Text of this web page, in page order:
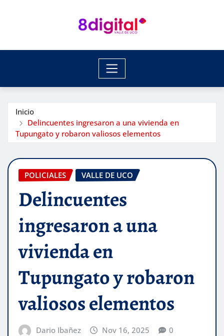
Inicio
Delincuentes ingresaron a una vivienda en
Tupungato y robaron valiosos elementos
POLICIALES VALLE DE UCO
Delincuentes
ingresaron a una
vivienda en
Tupungato y robaron
valiosos elementos
Dario Ibañez Nov 16, 2025 0